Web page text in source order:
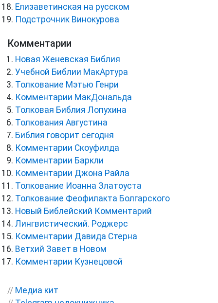
Елизаветинская на русском
Подстрочник Винокурова
Комментарии
Новая Женевская Библия
Учебной Библии МакАртура
Толкование Мэтью Генри
Комментарии МакДональда
Толковая Библия Лопухина
Толкования Августина
Библия говорит сегодня
Комментарии Скоуфилда
Комментарии Баркли
Комментарии Джона Райла
Толкование Иоанна Златоуста
Толкование Феофилакта Болгарского
Новый Библейский Комментарий
Лингвистический. Роджерс
Комментарии Давида Стерна
Ветхий Завет в Новом
Комментарии Кузнецовой
// Медиа кит